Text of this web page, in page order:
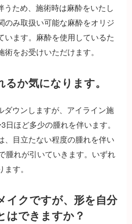
うため、施術時は麻酔をいたし
のみ取扱い可能な麻酔をオリジ
います。麻酔を使用しているた
をお受けいただけます。
か気になります。
ダウンしますが、アイライン施
日ほど多少の腫れを伴います。
、目立たない程度の腫れを伴い
腫れが引いていきます。いずれ
す。
イクですが、形を自分
はできますか？